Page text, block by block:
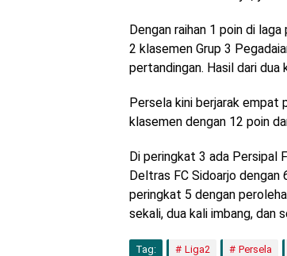
Dengan raihan 1 poin di
2 klasemen Grup 3
pertandingan. Hasil dari dua
Persela kini berjarak empat
klasemen dengan 12 poin
Di peringkat 3 ada Persipal
Deltras FC Sidoarjo dengan
peringkat 5 dengan
sekali, dua kali imbang, dan
Tag: Liga2 Persela